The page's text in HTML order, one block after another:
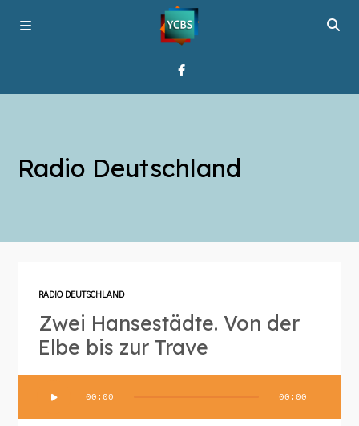
Programme
Radio Deutschland
RADIO DEUTSCHLAND
Zwei Hansestädte. Von der
Elbe bis zur Trave
00:00 00:00